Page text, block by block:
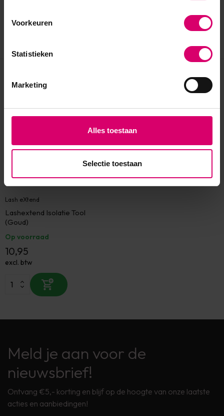
Voorkeuren
Statistieken
Marketing
Alles toestaan
Selectie toestaan
Lash eXtend
Lashextend Isolatie Tool
(Goud)
Op voorraad
10,95
excl. btw
Meld je aan voor de
nieuwsbrief!
Ontvang €5,- korting en blijf op de hoogte van onze laatste
acties en aanbiedingen!